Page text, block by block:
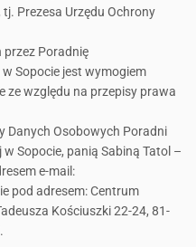
Prezesa Urzędu Ochrony
przez Poradnię
Sopocie jest wymogiem
ze względu na przepisy prawa
Danych Osobowych Poradni
Sopocie, panią Sabiną Tatol –
e-mail:
pod adresem: Centrum
Kościuszki 22-24, 81-